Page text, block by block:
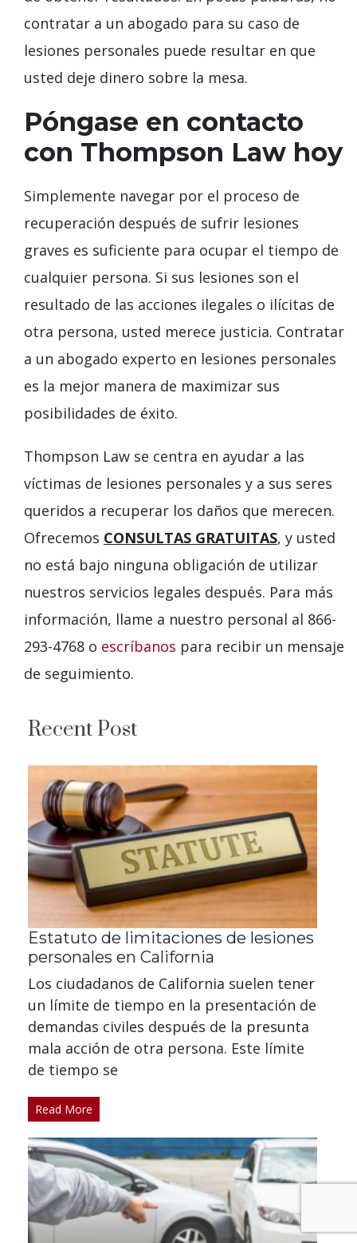
contratar a un abogado para su caso de
lesiones personales puede resultar en que
usted deje dinero sobre la mesa.
Póngase en contacto
con Thompson Law hoy
Simplemente navegar por el proceso de
recuperación después de sufrir lesiones
graves es suficiente para ocupar el tiempo de
cualquier persona. Si sus lesiones son el
resultado de las acciones ilegales o ilícitas de
otra persona, usted merece justicia. Contratar
a un abogado experto en lesiones personales
es la mejor manera de maximizar sus
posibilidades de éxito.
Thompson Law se centra en ayudar a las
víctimas de lesiones personales y a sus seres
queridos a recuperar los daños que merecen.
Ofrecemos CONSULTAS GRATUITAS, y usted
no está bajo ninguna obligación de utilizar
nuestros servicios legales después. Para más
información, llame a nuestro personal al 866-
293-4768 o escríbanos para recibir un mensaje
de seguimiento.
Recent Post
Estatuto de limitaciones de lesiones
personales en California
Los ciudadanos de California suelen tener
un límite de tiempo en la presentación de
demandas civiles después de la presunta
mala acción de otra persona. Este límite
de tiempo se
Read More